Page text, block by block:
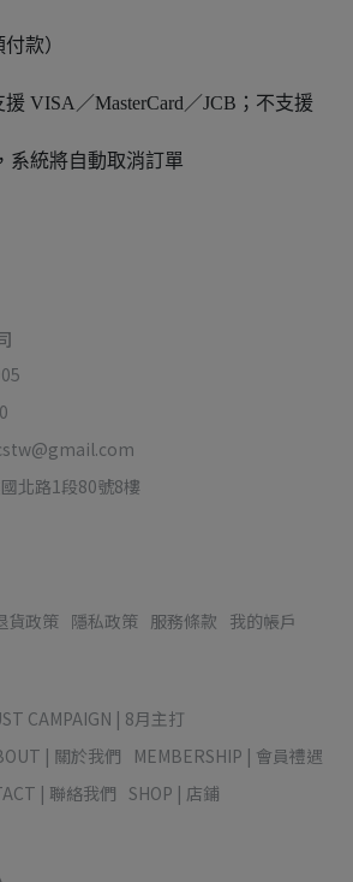
款）
VISA／MasterCard／JCB；不支援
系統將自動取消訂單
北路1段80號8樓
貨政策 隱私政策 服務條款 我的帳戶
CAMPAIGN | 8月主打
| 關於我們
MEMBERSHIP | 會員禮遇
| 聯絡我們 SHOP | 店鋪